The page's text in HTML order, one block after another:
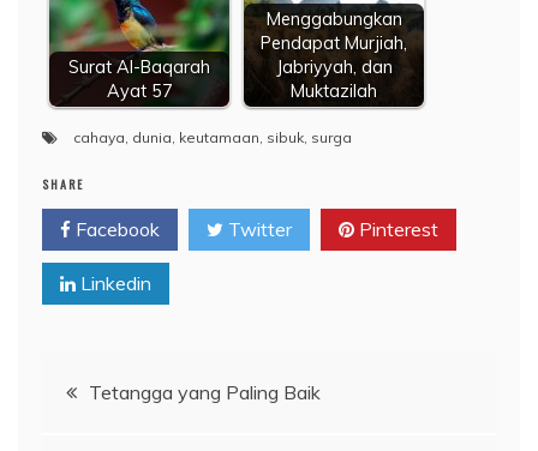
Surat Al-Baqarah
Ayat 57
Menggabungkan
Pendapat Murjiah,
Jabriyyah, dan
Muktazilah
cahaya, dunia, keutamaan, sibuk, surga
SHARE
Facebook Twitter Pinterest
Linkedin
Navigasi
Tetangga yang Paling Baik